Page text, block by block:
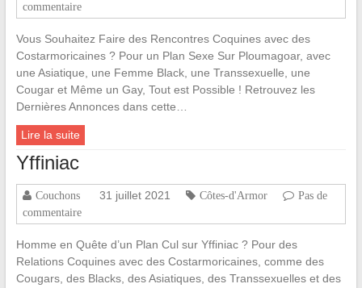
commentaire
Vous Souhaitez Faire des Rencontres Coquines avec des
Costarmoricaines ? Pour un Plan Sexe Sur Ploumagoar, avec
une Asiatique, une Femme Black, une Transsexuelle, une
Cougar et Même un Gay, Tout est Possible ! Retrouvez les
Dernières Annonces dans cette…
Lire la suite
Yffiniac
Couchons 31 juillet 2021 Côtes-d'Armor
Pas de
commentaire
Homme en Quête d’un Plan Cul sur Yffiniac ? Pour des
Relations Coquines avec des Costarmoricaines, comme des
Cougars, des Blacks, des Asiatiques, des Transsexuelles et des